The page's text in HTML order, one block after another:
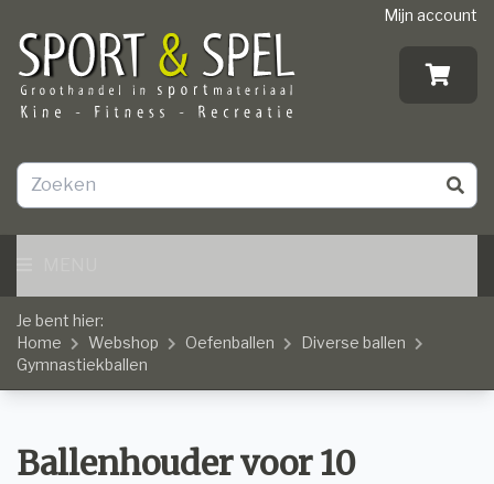
Mijn account
Je bent hier:
Home
Webshop Oefenballen
Diverse ballen
Gymnastiekballen
Ballenhouder voor 10